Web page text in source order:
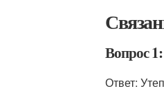
Вопрос
Ответ: